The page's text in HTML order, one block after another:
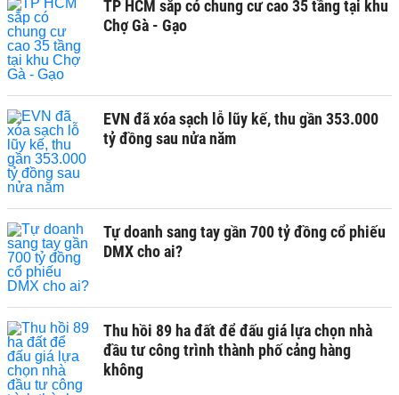
TP HCM sắp có chung cư cao 35 tầng tại khu
Chợ Gà - Gạo
EVN đã xóa sạch lỗ lũy kế, thu gần 353.000
tỷ đồng sau nửa năm
Tự doanh sang tay gần 700 tỷ đồng cổ phiếu
DMX cho ai?
Thu hồi 89 ha đất để đấu giá lựa chọn nhà
đầu tư công trình thành phố cảng hàng
không